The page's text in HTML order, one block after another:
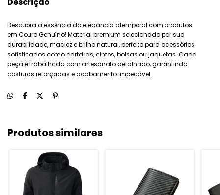
Descubra a essência da elegância atemporal com produtos
em Couro Genuíno! Material premium selecionado por sua
durabilidade, maciez e brilho natural, perfeito para acessórios
sofisticados como carteiras, cintos, bolsas ou jaquetas. Cada
peça é trabalhada com artesanato detalhado, garantindo
costuras reforçadas e acabamento impecável.
Produtos similares